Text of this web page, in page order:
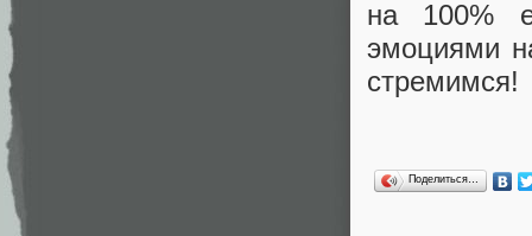
на 100%
эмоциями
стремимся!
Поделиться…